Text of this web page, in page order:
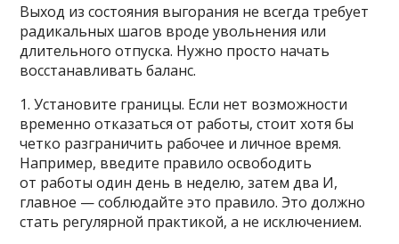
Выход из состояния выгорания не всегда требует
радикальных шагов вроде увольнения или
длительного отпуска. Нужно просто начать
восстанавливать баланс.
1. Установите границы. Если нет возможности
временно отказаться от работы, стоит хотя бы
четко разграничить рабочее и личное время.
Например, введите правило освободить
от работы один день в неделю, затем два И,
главное — соблюдайте это правило. Это должно
стать регулярной практикой, а не исключением.